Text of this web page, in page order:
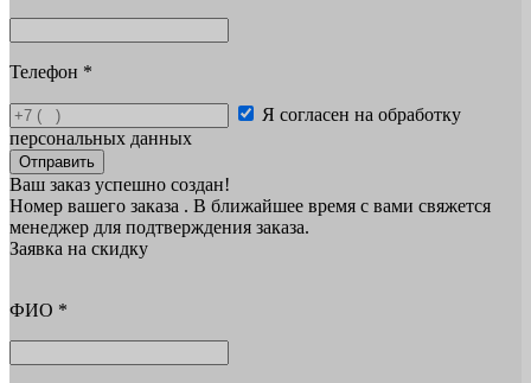
Телефон *
Я согласен на обработку
персональных данных
Отправить
Ваш заказ успешно создан!
Номер вашего заказа . В ближайшее время с вами свяжется
менеджер для подтверждения заказа.
Заявка на скидку
ФИО *